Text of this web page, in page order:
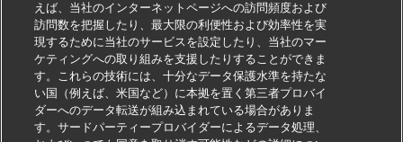
えば、当社のインターネットページへの訪問頻度および
訪問数を把握したり、最大限の利便性および効率性を実
現するために当社のサービスを設定したり、当社のマー
ケティングへの取り組みを支援したりすることができま
す。これらの技術には、十分なデータ保護水準を持たな
い国（例えば、米国など）に本拠を置く第三者プロバイ
ダーへのデータ転送が組み込まれている場合がありま
す。サードパーティープロバイダーによるデータ処理、